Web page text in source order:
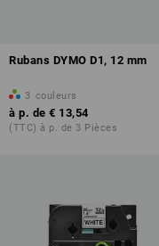
Rubans DYMO D1, 12 mm
3 couleurs
à p. de € 13,54
(TTC) à p. de 3 Pièces